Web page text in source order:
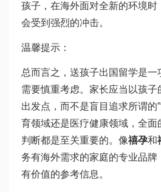
孩子，在海外面对全新的环境时
会受到强烈的冲击。
温馨提示：
总而言之，送孩子出国留学是一
需要慎重考虑。家长应当以孩子
出发点，而不是盲目追求所谓的
育领域还是医疗健康领域，全面
判断都是至关重要的。像禧孕和
务有海外需求的家庭的专业品牌
有价值的参考信息。